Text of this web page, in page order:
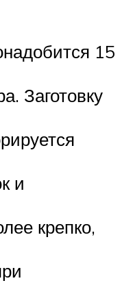
15
Заготовку
и
крепко,